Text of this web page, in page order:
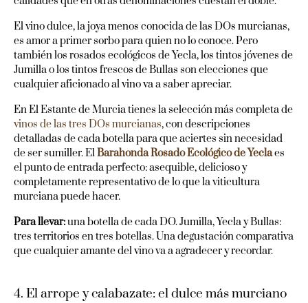
El vino dulce, la joya menos conocida de las DOs murcianas,
es amor a primer sorbo para quien no lo conoce. Pero
también los rosados ecológicos de Yecla, los tintos jóvenes de
Jumilla o los tintos frescos de Bullas son elecciones que
cualquier aficionado al vino va a saber apreciar.
En El Estante de Murcia tienes la selección más completa de
vinos de las tres DOs murcianas, con descripciones
detalladas de cada botella para que aciertes sin necesidad
de ser sumiller. ElBarahonda Rosado Ecológico de Yeclaes
el punto de entrada perfecto: asequible, delicioso y
completamente representativo de lo que la viticultura
murciana puede hacer.
Para llevar:una botella de cada DO. Jumilla, Yecla y Bullas:
tres territorios en tres botellas. Una degustación comparativa
que cualquier amante del vino va a agradecer y recordar.
4. El arrope y calabazate: el dulce más murciano